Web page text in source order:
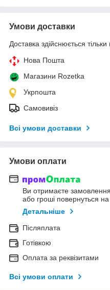
Умови доставки
Доставка здійснюється
Нова Пошта
Магазини Rozetka
Укрпошта
Самовивіз
Всі умови доставки
Умови оплати
Ви отримаєте замовлення
або гроші повернуться
Детальніше
Післяплата
Готівкою
Оплата за реквізитами
Всі умови оплати